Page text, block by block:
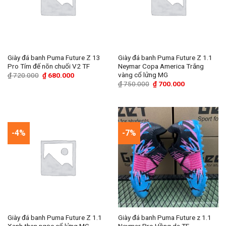
Giày đá banh Puma Future Z 13
Pro Tím đế nõn chuối V2 TF
₫720.000 Giá
gốc
₫680.000Giá
Giày đá banh Puma Future Z 1.1
Neymar Copa America Trắng
vàng cổ lửng MG
₫750.000 Giá
gốc
₫700.000Giá
₫ 700.000.
-4%
Giày đá banh Puma Future Z 1.1
-7%
Giày đá banh Puma Future z 1.1